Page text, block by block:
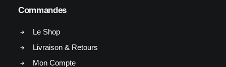
Commandes
Le Shop
Livraison & Retours
Mon Compte